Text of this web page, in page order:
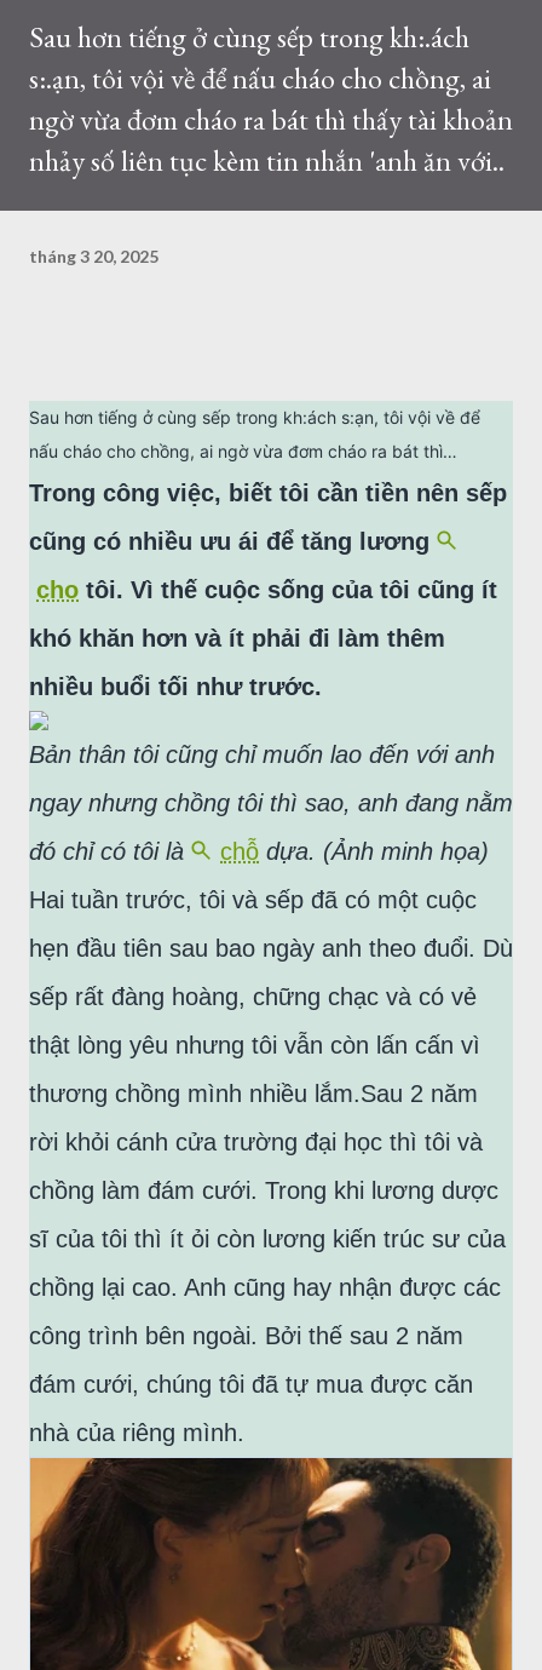
Sau hơn tiếng ở cùng sếp trong kh:.ách
s:.ạn, tôi vội về để nấu cháo cho chồng, ai
ngờ vừa đơm cháo ra bát thì thấy tài khoản
nhảy số liên tục kèm tin nhắn 'anh ăn với..
tháng 3 20, 2025
Sau hơn tiếng ở cùng sếp trong kh:ách s:ạn, tôi vội về để
nấu cháo cho chồng, ai ngờ vừa đơm cháo ra bát thì…
Trong công việc, biết tôi cần tiền nên sếp
cũng có nhiều ưu ái để tăng lương
cho tôi. Vì thế cuộc sống của tôi cũng ít
khó khăn hơn và ít phải đi làm thêm
nhiều buổi tối như trước.
Bản thân tôi cũng chỉ muốn lao đến với anh
ngay nhưng chồng tôi thì sao, anh đang nằm
đó chỉ có tôi là
chỗ dựa. (Ảnh minh họa)
Hai tuần trước, tôi và sếp đã có một cuộc
hẹn đầu tiên sau bao ngày anh theo đuổi. Dù
sếp rất đàng hoàng, chững chạc và có vẻ
thật lòng yêu nhưng tôi vẫn còn lấn cấn vì
thương chồng mình nhiều lắm.Sau 2 năm
rời khỏi cánh cửa trường đại học thì tôi và
chồng làm đám cưới. Trong khi lương dược
sĩ của tôi thì ít ỏi còn lương kiến trúc sư của
chồng lại cao. Anh cũng hay nhận được các
công trình bên ngoài. Bởi thế sau 2 năm
đám cưới, chúng tôi đã tự mua được căn
nhà của riêng mình.